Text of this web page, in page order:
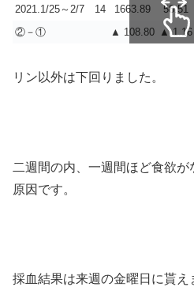
2021.1/25～2/7
14 1663.89 58.51
②－①
▲ 108.80 ▲ 1.16
リン以外は下回りました。
二週間の内、一週間ほど食欲
原因です。
採血結果は来週の金曜日に貰え